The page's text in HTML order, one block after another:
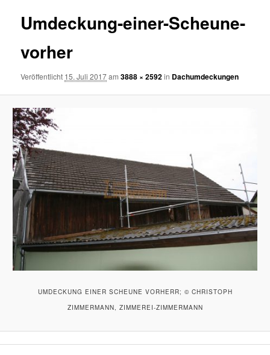
Umdeckung-einer-Scheune-
vorher
Veröffentlicht 15. Juli 2017am3888 × 2592in Dachumdeckungen
UMDECKUNG EINER SCHEUNE VORHERR; © CHRISTOPH
ZIMMERMANN, ZIMMEREI-ZIMMERMANN